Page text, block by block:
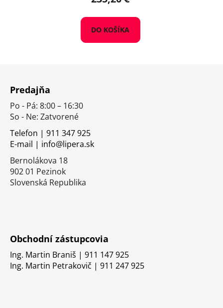
DO KOŠÍKA
Predajňa
Po - Pá: 8:00 – 16:30
So - Ne: Zatvorené
Telefon | 911 347 925
E-mail | info@lipera.sk
Bernolákova 18
902 01 Pezinok
Slovenská Republika
Obchodní zástupcovia
Ing. Martin Braniš | 911 147 925
Ing. Martin Petrakovič | 911 247 925